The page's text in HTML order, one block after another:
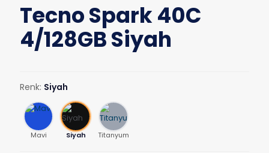
Tecno Spark 40C
4/128GB Siyah
Renk: Siyah
Mavi Siyah Titanyum